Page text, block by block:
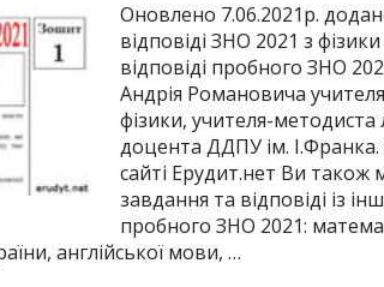
Оновлено 7.06.2021р.
відповіді ЗНО 2021 з
відповіді пробного ЗНО
Андрія Романовича
фізики, учителя-
доцента ДДПУ ім.
сайті Ерудит.нет Ви також
завдання та відповіді із
пробного ЗНО 2021:
англійської мови, …